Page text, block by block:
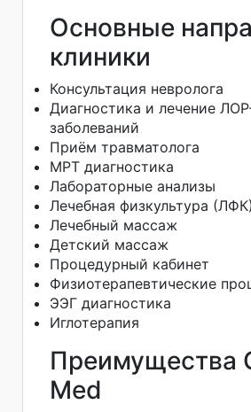
Основные
клиники
Консультация невролога
Диагностика и лечение
заболеваний
Приём травматолога
МРТ диагностика
Лабораторные анализы
Лечебная физкультура (ЛФК)
Лечебный массаж
Детский массаж
Процедурный кабинет
Физиотерапевтические
ЭЭГ диагностика
Иглотерапия
Преимущества
Med